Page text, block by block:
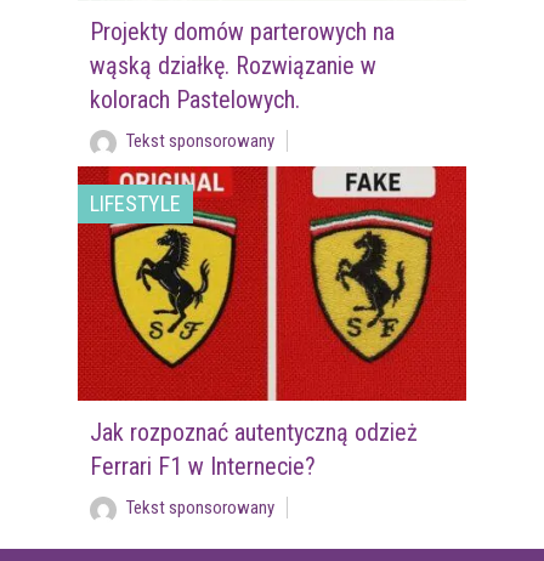
Projekty domów parterowych na
wąską działkę. Rozwiązanie w
kolorach Pastelowych.
Tekst sponsorowany
LIFESTYLE
Jak rozpoznać autentyczną odzież
Ferrari F1 w Internecie?
Tekst sponsorowany